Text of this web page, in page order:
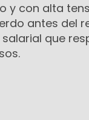
y con alta
antes del
que